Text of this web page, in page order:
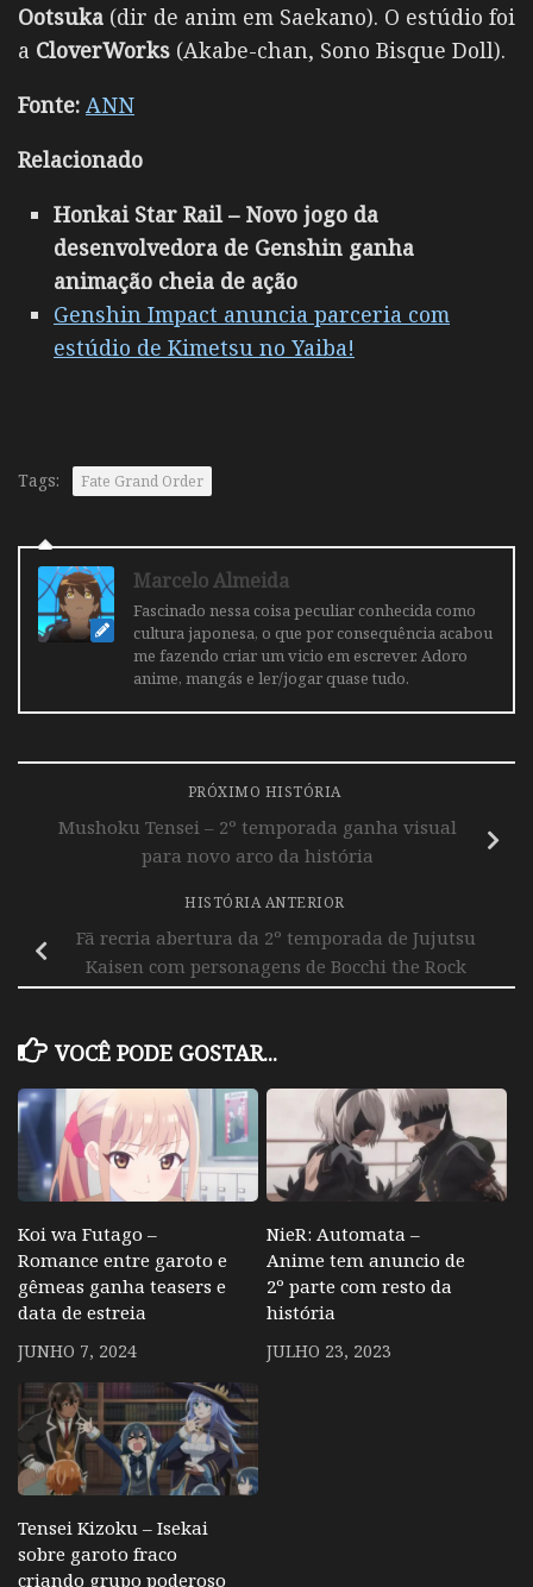
Ootsuka (dir de anim em Saekano). O estúdio foi
a CloverWorks (Akabe-chan, Sono Bisque Doll).
Fonte: ANN
Relacionado
Honkai Star Rail – Novo jogo da
desenvolvedora de Genshin ganha
animação cheia de ação
Genshin Impact anuncia parceria com
estúdio de Kimetsu no Yaiba!
Tags: Fate Grand Order
Marcelo Almeida
Fascinado nessa coisa peculiar conhecida como
cultura japonesa, o que por consequência acabou
me fazendo criar um vicio em escrever. Adoro
anime, mangás e ler/jogar quase tudo.
PRÓXIMO HISTÓRIA
Mushoku Tensei – 2º temporada ganha visual
para novo arco da história
HISTÓRIA ANTERIOR
Fã recria abertura da 2º temporada de Jujutsu
Kaisen com personagens de Bocchi the Rock
VOCÊ PODE GOSTAR...
Koi wa Futago –
Romance entre garoto e
gêmeas ganha teasers e
data de estreia
JUNHO 7, 2024
NieR: Automata –
Anime tem anuncio de
2º parte com resto da
história
JULHO 23, 2023
Tensei Kizoku – Isekai
sobre garoto fraco
criando grupo poderoso